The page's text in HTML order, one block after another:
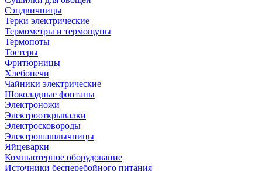
Сэндвичницы
Терки электрические
Термометры и термощупы
Термопоты
Тостеры
Фритюрницы
Хлебопечи
Чайники электрические
Шоколадные фонтаны
Электроножи
Электрооткрывалки
Электросковороды
Электрошашлычницы
Яйцеварки
Компьютерное оборудование
Источники бесперебойного питания